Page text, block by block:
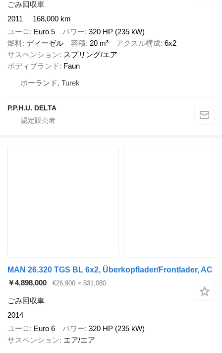
ごみ回収車
2011
168,000 km
ユーロ
Euro 5 パワー 320 HP (235 kW)
燃料 ディーゼル 容積 20 m³ アクスル構成 6x2
サスペンション
スプリング/エア
ボディブランド
Faun
ポーランド, Turek
P.P.H.U. DELTA
MAN 26.320 TGS BL 6x2, Überkopflader/Frontlader, AC
￥4,898,000
€26,900 ≈ $31,080
ごみ回収車
2014
ユーロ
Euro 6 パワー 320 HP (235 kW)
サスペンション エア/エア